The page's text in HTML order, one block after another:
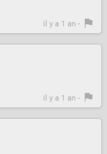
il y a 1 an -
il y a 1 an -